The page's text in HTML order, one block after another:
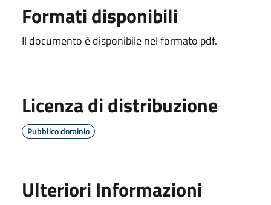
Formati disponibili
Il documento è disponibile nel formato pdf.
Licenza di distribuzione
Pubblico dominio
Ulteriori Informazioni